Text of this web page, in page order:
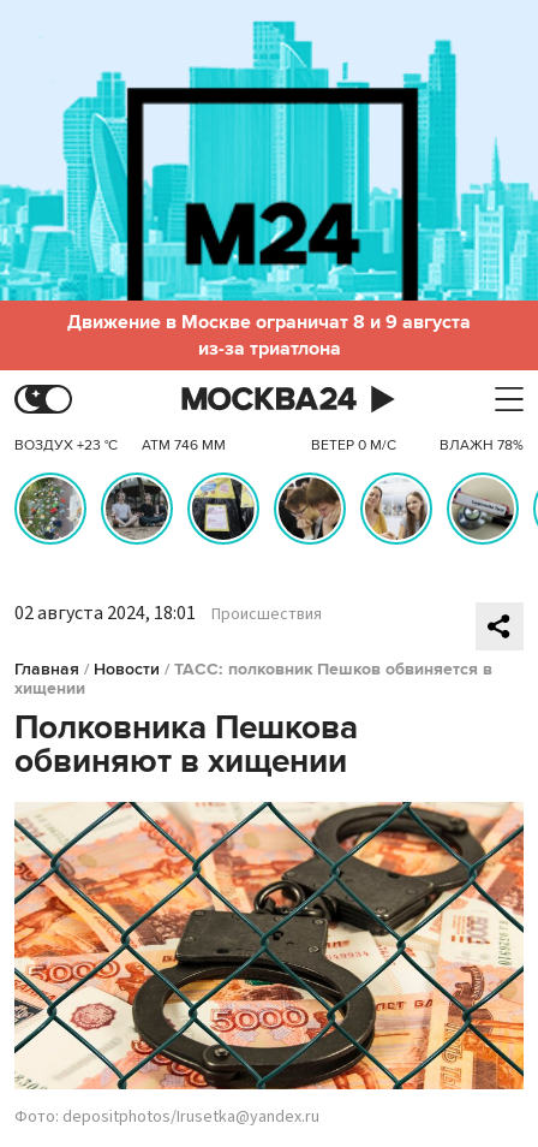
Движение в Москве ограничат 8 и 9 августа
из-за триатлона
ВОЗДУХ +23 °C АТМ 746 ММ ВЕТЕР 0 М/С ВЛАЖН 78%
02 августа 2024, 18:01 Происшествия
Главная / Новости /ТАСС: полковник Пешков обвиняется в
хищении
Полковника Пешкова
обвиняют в хищении
Фото: depositphotos/Irusetka@yandex.ru